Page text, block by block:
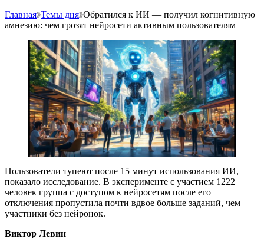
Главная Темы дня Обратился к ИИ — получил когнитивную
амнезию: чем грозят нейросети активным пользователям
Пользователи тупеют после 15 минут использования ИИ,
показало исследование. В эксперименте с участием 1222
человек группа с доступом к нейросетям после его
отключения пропустила почти вдвое больше заданий, чем
участники без нейронок.
Виктор Левин